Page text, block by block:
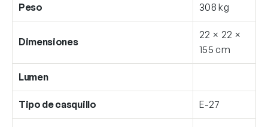
Peso 308 kg
Dimensiones
22 × 22 ×
155 cm
Lumen
Tipo de casquillo E-27